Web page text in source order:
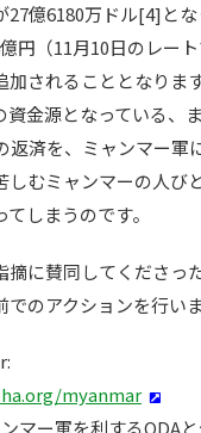
27億6180万ドル[4]と
円（11月10日のレー
加されることとなりま
資金源となっている、
返済を、ミャンマー軍
しむミャンマーの人び
しまうのです。
摘に賛同してくださっ
のアクションを行いま
myanmar